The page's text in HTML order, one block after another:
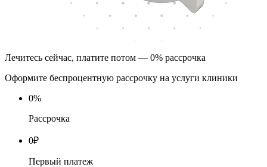
Лечитесь сейчас, платите потом — 0% рассрочка
Оформите беспроцентную рассрочку на услуги клиники
0%
Рассрочка
0₽
Первый платеж